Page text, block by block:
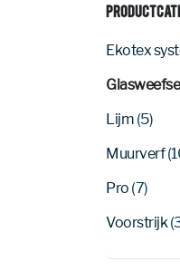
Ekotex
Lijm (5)
Muurverf
Pro (7)
Voorstrijk